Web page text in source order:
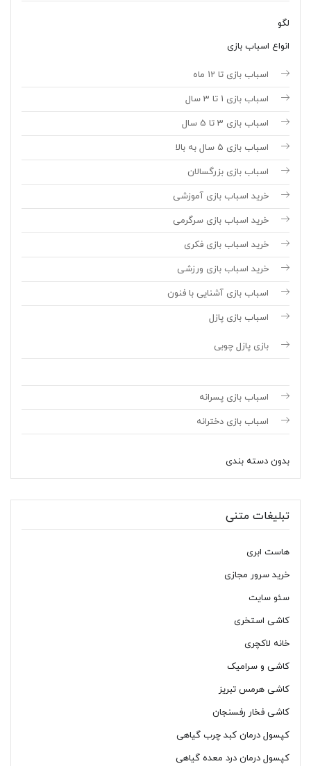
لگو
انواع اسباب بازی
اسباب بازی تا 12 ماه
اسباب بازی 1 تا 3 سال
اسباب بازی 3 تا 5 سال
اسباب بازی 5 سال به بالا
اسباب بازی بزرگسالان
خرید اسباب بازی آموزشی
خرید اسباب بازی سرگرمی
خرید اسباب بازی فکری
خرید اسباب بازی ورزشی
اسباب بازی آشنایی با فنون
اسباب بازی پازل
بازی پازل چوبی
اسباب بازی پسرانه
اسباب بازی دخترانه
بدون دسته بندی
تبلیغات متنی
هاست ابری
خرید سرور مجازی
سئو سایت
کاشی استخری
خانه لاکچری
کاشی و سرامیک
کاشی هرمس تبریز
کاشی فخار رفسنجان
کپسول درمان کبد چرب گیاهی
کپسول درمان درد معده گیاهی